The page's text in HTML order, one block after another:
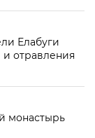
Елабуги
отравления
монастырь